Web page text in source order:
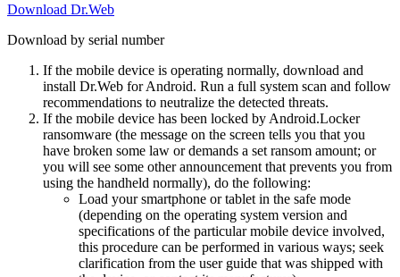
Download Dr.Web
Download by serial number
If the mobile device is operating normally, download and
install Dr.Web for Android. Run a full system scan and follow
recommendations to neutralize the detected threats.
If the mobile device has been locked by Android.Locker
ransomware (the message on the screen tells you that you
have broken some law or demands a set ransom amount; or
you will see some other announcement that prevents you from
using the handheld normally), do the following:
Load your smartphone or tablet in the safe mode
(depending on the operating system version and
specifications of the particular mobile device involved,
this procedure can be performed in various ways; seek
clarification from the user guide that was shipped with